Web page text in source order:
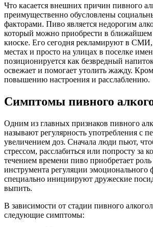
Что касается внешних причин пивного
преимущественно обусловлены
факторами. Пиво является недорогим
который можно приобрести в ближайшем
киоске. Его сегодня рекламируют в
местах и просто на улицах в поселке
позиционируется как безвредный
освежает и помогает утолить жажду.
повышению настроения и расслаблению.
Симптомы пивного
Одним из главных признаков пивного
называют регулярность употребления с
увеличением доз. Сначала люди пьют,
стрессом, расслабиться или попросту за
течением времени пиво приобретает
инструмента регуляции эмоционального
специально инициируют дружеские
выпить.
В зависимости от стадии пивного
следующие симптомы: